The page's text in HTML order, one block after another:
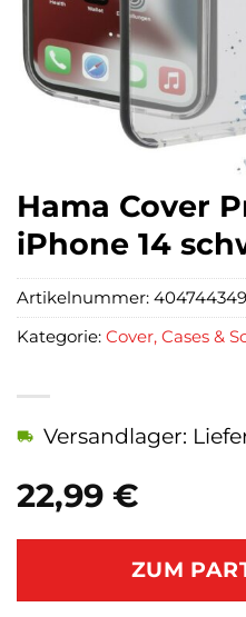
Hama Cover
iPhone 14
22,99 €
Versandlager:
ZUM
Artikelnummer:
Kategorie: Cover, Cases &